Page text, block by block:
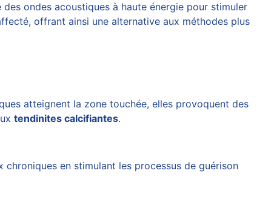
des ondes acoustiques à haute énergie pour stimuler
offrant ainsi une alternative aux méthodes plus
atteignent la zone touchée, elles provoquent des
tendinites calcifiantes.
en stimulant les processus de guérison